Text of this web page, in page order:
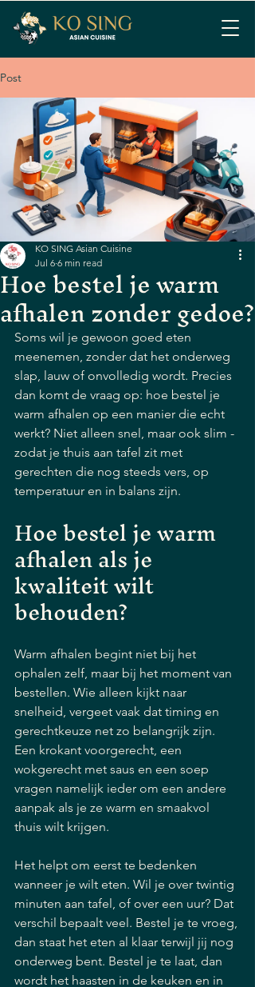
Post
Hoe bestel je warm
afhalen zonder gedoe?
KO SING Asian Cuisine
Jul 6 6 min read
Soms wil je gewoon goed eten
meenemen, zonder dat het onderweg
slap, lauw of onvolledig wordt. Precies
dan komt de vraag op: hoe bestel je
warm afhalen op een manier die echt
werkt? Niet alleen snel, maar ook slim -
zodat je thuis aan tafel zit met
gerechten die nog steeds vers, op
temperatuur en in balans zijn.
Hoe bestel je warm
afhalen als je
kwaliteit wilt
behouden?
Warm afhalen begint niet bij het
ophalen zelf, maar bij het moment van
bestellen. Wie alleen kijkt naar
snelheid, vergeet vaak dat timing en
gerechtkeuze net zo belangrijk zijn.
Een krokant voorgerecht, een
wokgerecht met saus en een soep
vragen namelijk ieder om een andere
aanpak als je ze warm en smaakvol
thuis wilt krijgen.
Het helpt om eerst te bedenken
wanneer je wilt eten. Wil je over twintig
minuten aan tafel, of over een uur? Dat
verschil bepaalt veel. Bestel je te vroeg,
dan staat het eten al klaar terwijl jij nog
onderweg bent. Bestel je te laat, dan
wordt het haasten in de keuken en in